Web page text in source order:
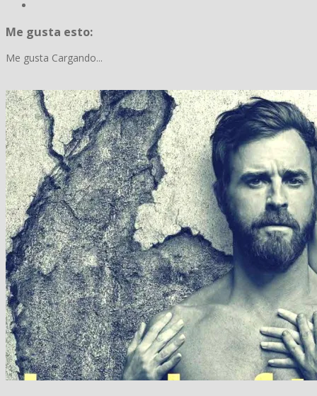
Me gusta esto:
Me gusta Cargando...